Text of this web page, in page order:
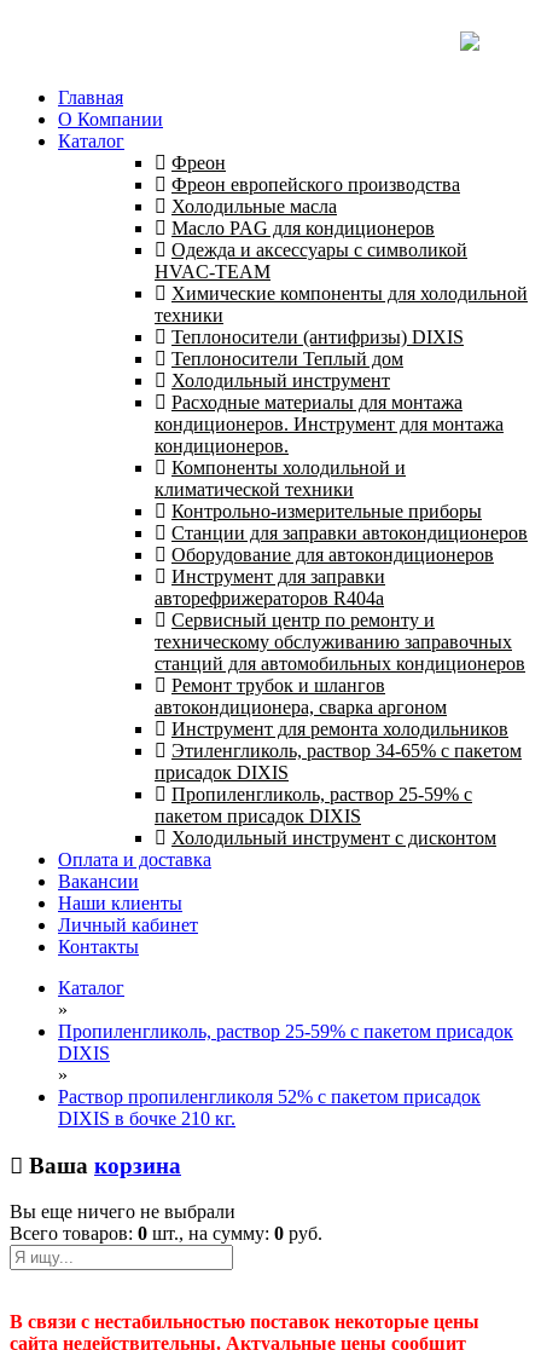
Главная
О Компании
Каталог
Фреон
Фреон европейского производства
Холодильные масла
Масло PAG для кондиционеров
Одежда и аксессуары с символикой
HVAC-TEAM
Химические компоненты для холодильной
техники
Теплоносители (антифризы) DIXIS
Теплоносители Теплый дом
Холодильный инструмент
Расходные материалы для монтажа
кондиционеров. Инструмент для монтажа
кондиционеров.
Компоненты холодильной и
климатической техники
Контрольно-измерительные приборы
Станции для заправки автокондиционеров
Оборудование для автокондиционеров
Инструмент для заправки
авторефрижераторов R404a
Сервисный центр по ремонту и
техническому обслуживанию заправочных
станций для автомобильных кондиционеров
Ремонт трубок и шлангов
автокондиционера, сварка аргоном
Инструмент для ремонта холодильников
Этиленгликоль, раствор 34-65% с пакетом
присадок DIXIS
Пропиленгликоль, раствор 25-59% с
пакетом присадок DIXIS
Холодильный инструмент с дисконтом
Оплата и доставка
Вакансии
Наши клиенты
Личный кабинет
Контакты
Каталог
»
Пропиленгликоль, раствор 25-59% с пакетом присадок
DIXIS
»
Раствор пропиленгликоля 52% с пакетом присадок
DIXIS в бочке 210 кг.
Ваша корзина
Вы еще ничего не выбрали
Всего товаров: 0 шт., на сумму: 0 руб.
В связи с нестабильностью поставок некоторые цены
сайта недействительны. Актуальные цены сообщит